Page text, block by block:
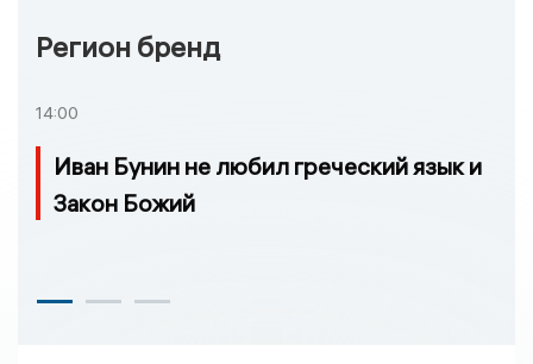
Регион бренд
14:00
Иван Бунин не любил греческий язык и
Закон Божий